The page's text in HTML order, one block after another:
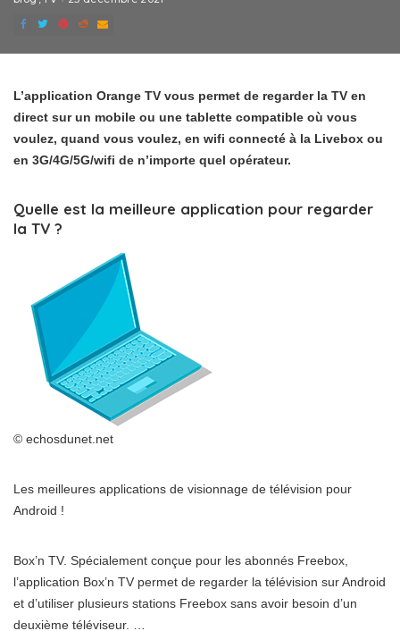
L’application Orange TV vous permet de regarder la TV en
direct sur un mobile ou une tablette compatible où vous
voulez, quand vous voulez, en wifi connecté à la Livebox ou
en 3G/4G/5G/wifi de n’importe quel opérateur.
Quelle est la meilleure application pour regarder
la TV ?
© echosdunet.net
Les meilleures applications de visionnage de télévision pour
Android !
Box’n TV. Spécialement conçue pour les abonnés Freebox,
l’application Box’n TV permet de regarder la télévision sur Android
et d’utiliser plusieurs stations Freebox sans avoir besoin d’un
deuxième téléviseur. …